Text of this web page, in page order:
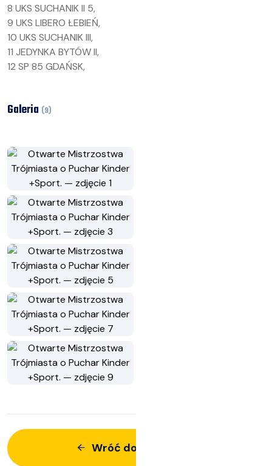
8 UKS SUCHANIK II 5,
9 UKS LIBERO ŁEBIEŃ,
10 UKS SUCHANIK III,
11 JEDYNKA BYTÓW II,
12 SP 85 GDAŃSK,
Galeria (9)
Wróć do aktualności